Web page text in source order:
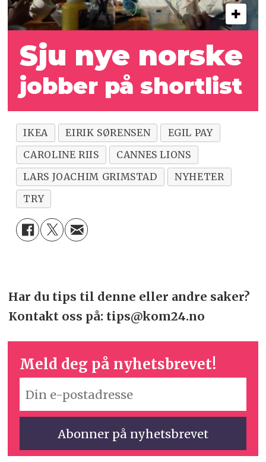
Sju nye norske
jobber på shortlist
IKEA EIRIK SØRENSEN
EGIL PAY
CAROLINE RIIS
CANNES LIONS
LARS JOACHIM GRIMSTAD
NYHETER
TRY
Har du tips til denne eller andre saker?
Kontakt oss på: tips@kom24.no
Meld deg på nyhetsbrevet!